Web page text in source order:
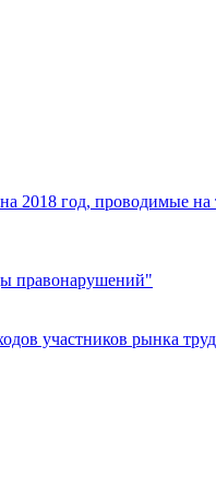
2018 год, проводимые
правонарушений"
участников рынка